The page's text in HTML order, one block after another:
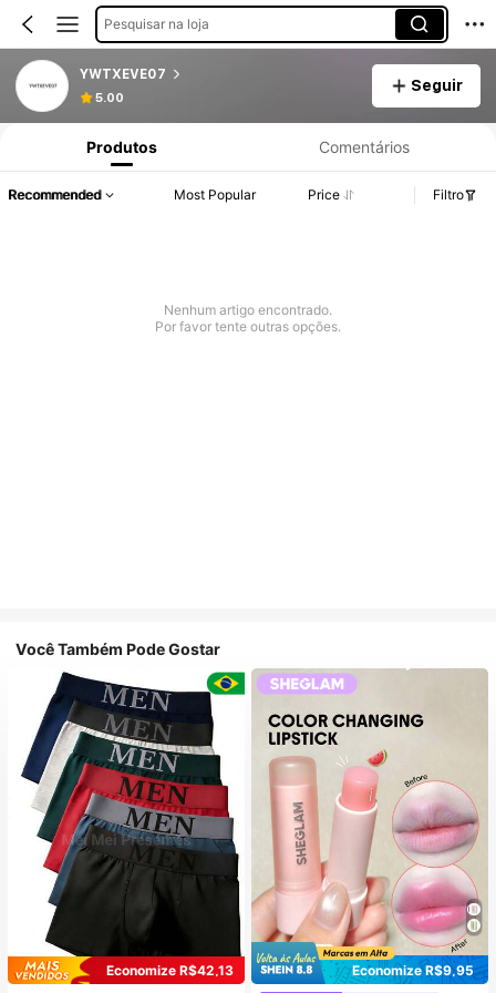
Pesquisar na loja
YWTXEVE07
5.00
Seguir
Produtos Comentários
Recommended Most Popular Price Filtro
Nenhum artigo encontrado.
Por favor tente outras opções.
Você Também Pode Gostar
Economize R$42,13
Economize R$9,95